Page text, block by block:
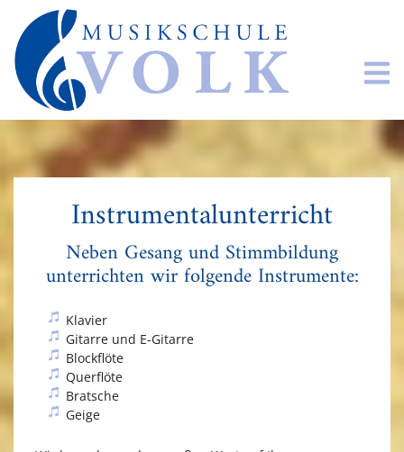
Instrumentalunterricht
Neben Gesang und Stimmbildung
unterrichten wir folgende Instrumente:
Klavier
Gitarre und E-Gitarre
Blockflöte
Querflöte
Bratsche
Geige